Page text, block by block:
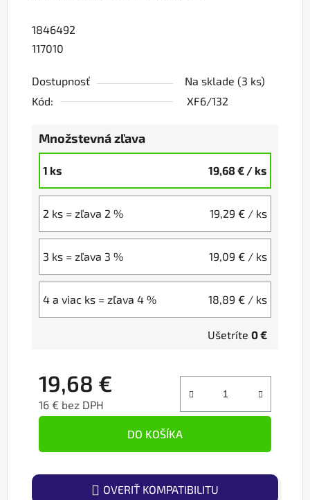
1846492
117010
Dostupnosť Na sklade (3 ks)
Kód:
XF6/132
Množstevná zľava
1 ks 19,68 € / ks
2 ks = zľava 2 % 19,29 € / ks
3 ks = zľava 3 % 19,09 € / ks
4 a viac ks = zľava 4 % 18,89 € / ks
Ušetríte 0 €
19,68 €
16 € bez DPH
DO KOŠÍKA
OVERIŤ KOMPATIBILITU